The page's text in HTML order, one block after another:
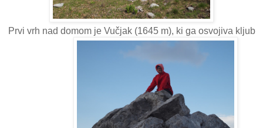
Prvi vrh nad domom je Vučjak (1645 m), ki ga osvojiva kljub